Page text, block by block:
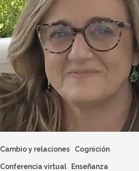
Cambio y relaciones Cognición
Conferencia virtual Enseñanza